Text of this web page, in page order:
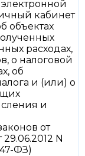
кабинет
объектах
расходах,
о налоговой
об
и (или) о
и
от
N
ФЗ)